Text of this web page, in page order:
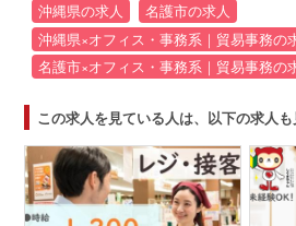
沖縄県の求人
名護市の求人
沖縄県×オフィス・事務系｜貿易事務の
名護市×オフィス・事務系｜貿易事務の
この求人を見ている人は、以下の求人